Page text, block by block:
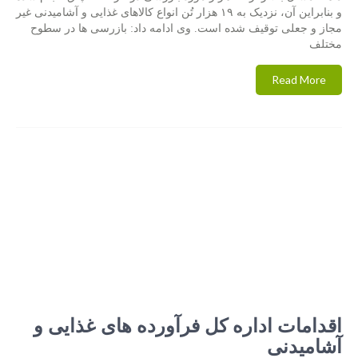
و بنابراین آن، نزدیک به ۱۹ هزار تُن انواع کالاهای غذایی و آشامیدنی غیر
مجاز و جعلی توقیف شده است. وی ادامه داد: بازرسی ها در سطوح
مختلف
Read More
اقدامات اداره کل فرآورده های غذایی و
آشامیدنی